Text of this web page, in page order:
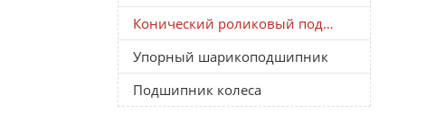
Конический роликовый подшипник
Упорный шарикоподшипник
Подшипник колеса